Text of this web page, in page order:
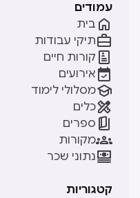
עמודים
בית 
תיקי עבודות
קורות חיים 
אירועים 
מסלולי לימוד
כלים
ספרים 
מקורות
נתוני שכר
קטגוריות